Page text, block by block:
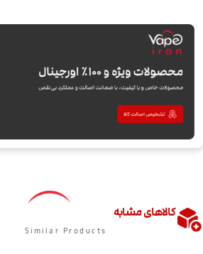
کالاهای مشابه
Similar Products